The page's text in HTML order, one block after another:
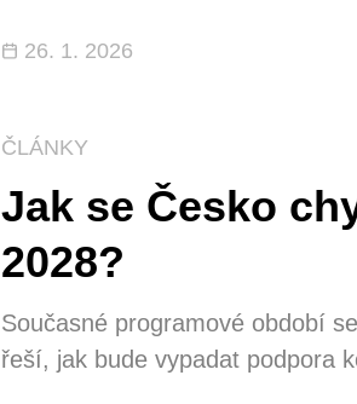
otevírat témata, která budou mít
26. 1. 2026
ČLÁNKY
Jak se Česko
2028?
Současné programové období
řeší, jak bude vypadat podpora